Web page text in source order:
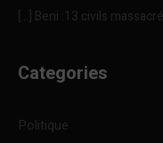
[…] Beni :13 civils
Categories
Politique